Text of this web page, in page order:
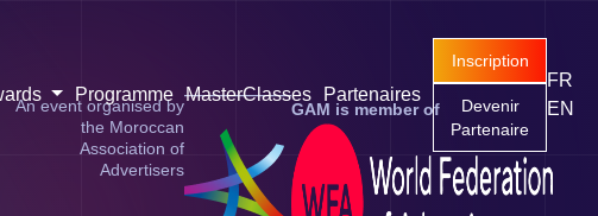
Inscription
Devenir
Partenaire
FR
EN
Programme MasterClasses Partenaires
An event organised by
the Moroccan
Association of
Advertisers
GAM is member of